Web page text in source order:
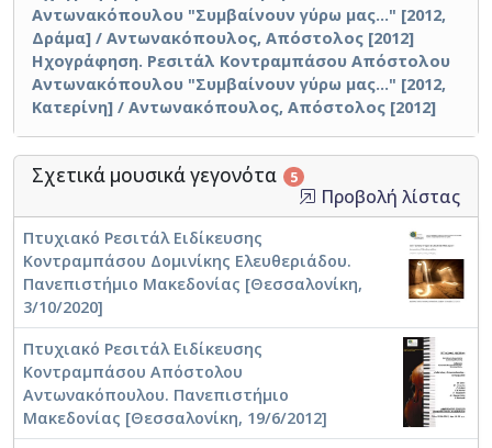
Αντωνακόπουλου "Συμβαίνουν γύρω μας..." [2012,
Δράμα] / Αντωνακόπουλος, Απόστολος [2012]
Ηχογράφηση. Ρεσιτάλ Κοντραμπάσου Απόστολου
Αντωνακόπουλου "Συμβαίνουν γύρω μας..." [2012,
Κατερίνη] / Αντωνακόπουλος, Απόστολος [2012]
Σχετικά μουσικά γεγονότα 5
Προβολή λίστας
Πτυχιακό Ρεσιτάλ Ειδίκευσης
Κοντραμπάσου Δομινίκης Ελευθεριάδου.
Πανεπιστήμιο Μακεδονίας [Θεσσαλονίκη,
3/10/2020]
Πτυχιακό Ρεσιτάλ Ειδίκευσης
Κοντραμπάσου Απόστολου
Αντωνακόπουλου. Πανεπιστήμιο
Μακεδονίας [Θεσσαλονίκη, 19/6/2012]